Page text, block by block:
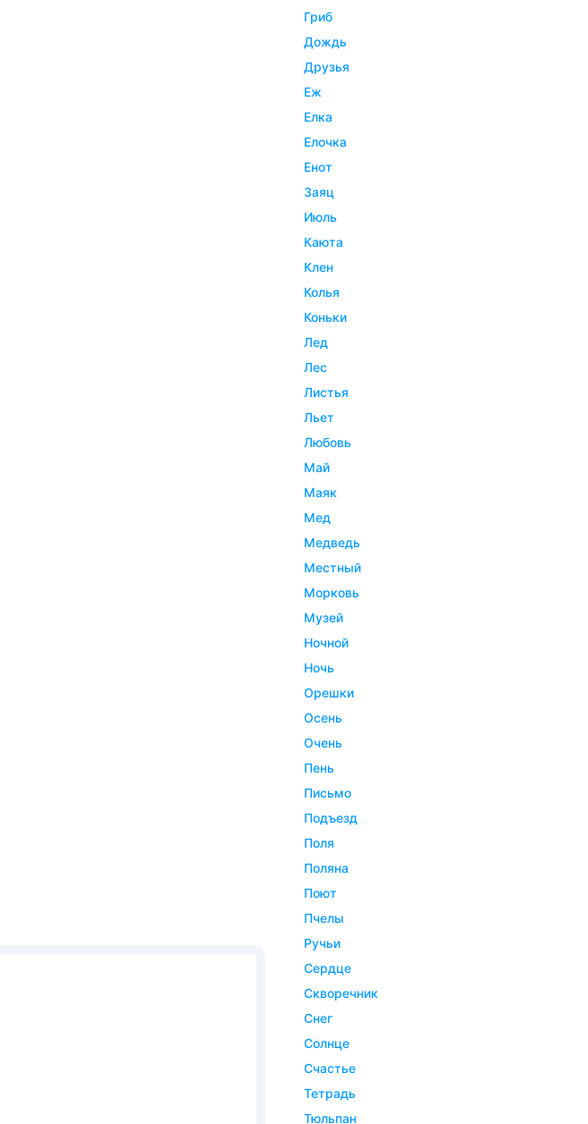
гриб
дождь
друзья
еж
елка
елочка
енот
заяц
июль
каюта
клен
колья
коньки
лед
лес
листья
льет
любовь
май
маяк
мед
медведь
местный
морковь
музей
ночной
ночь
орешки
осень
очень
пень
письмо
подъезд
поля
поляна
поют
пчелы
ручьи
сердце
скворечник
снег
солнце
счастье
тетрадь
тюльпан